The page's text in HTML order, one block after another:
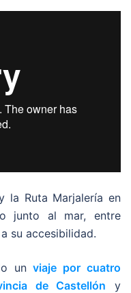
la Ruta Marjalería en
junto al mar, entre
su accesibilidad.
unviaje por cuatro
de Castellón y